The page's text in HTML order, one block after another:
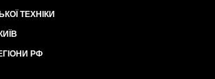
ТЕХНІКИ
РФ